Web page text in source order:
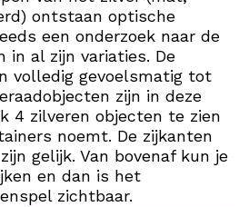
ontstaan optische
een onderzoek naar de
in al zijn variaties. De
volledig gevoelsmatig tot
zijn in deze
4 zilveren objecten te zien
noemt. De zijkanten
gelijk. Van bovenaf kun je
en dan is het
zichtbaar.